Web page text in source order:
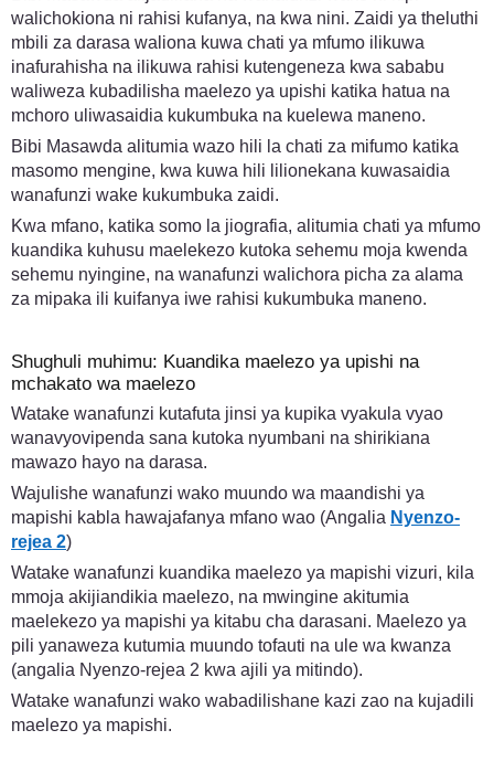
walichokiona ni rahisi kufanya, na kwa nini. Zaidi ya theluthi
mbili za darasa waliona kuwa chati ya mfumo ilikuwa
inafurahisha na ilikuwa rahisi kutengeneza kwa sababu
waliweza kubadilisha maelezo ya upishi katika hatua na
mchoro uliwasaidia kukumbuka na kuelewa maneno.
Bibi Masawda alitumia wazo hili la chati za mifumo katika
masomo mengine, kwa kuwa hili lilionekana kuwasaidia
wanafunzi wake kukumbuka zaidi.
Kwa mfano, katika somo la jiografia, alitumia chati ya mfumo
kuandika kuhusu maelekezo kutoka sehemu moja kwenda
sehemu nyingine, na wanafunzi walichora picha za alama
za mipaka ili kuifanya iwe rahisi kukumbuka maneno.
Shughuli muhimu: Kuandika maelezo ya upishi na
mchakato wa maelezo
Watake wanafunzi kutafuta jinsi ya kupika vyakula vyao
wanavyovipenda sana kutoka nyumbani na shirikiana
mawazo hayo na darasa.
Wajulishe wanafunzi wako muundo wa maandishi ya
mapishi kabla hawajafanya mfano wao (Angalia Nyenzo-
rejea 2)
Watake wanafunzi kuandika maelezo ya mapishi vizuri, kila
mmoja akijiandikia maelezo, na mwingine akitumia
maelekezo ya mapishi ya kitabu cha darasani. Maelezo ya
pili yanaweza kutumia muundo tofauti na ule wa kwanza
(angalia Nyenzo-rejea 2 kwa ajili ya mitindo).
Watake wanafunzi wako wabadilishane kazi zao na kujadili
maelezo ya mapishi.